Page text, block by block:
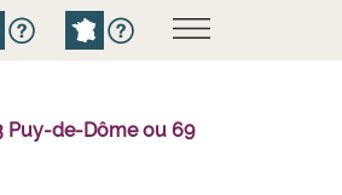
Puy-de-Dôme ou 69